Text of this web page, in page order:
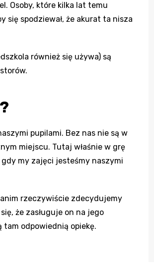
Osoby, które kilka lat temu
się spodziewał, że akurat ta nisza
również się używa) są
pupilami. Bez nas nie są w
miejscu. Tutaj właśnie w grę
my zajęci jesteśmy naszymi
rzeczywiście zdecydujemy
że zasługuje on na jego
odpowiednią opiekę.